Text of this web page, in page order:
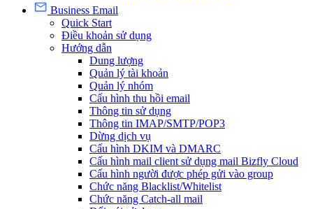
Business Email
Quick Start
Điều khoản sử dụng
Hướng dẫn
Dung lượng
Quản lý tài khoản
Quản lý nhóm
Cấu hình thu hồi email
Thông tin sử dụng
Thông tin IMAP/SMTP/POP3
Dừng dịch vụ
Cấu hình DKIM và DMARC
Cấu hình mail client sử dụng mail Bizfly Cloud
Cấu hình người được phép gửi vào group
Chức năng Blacklist/Whitelist
Chức năng Catch-all mail